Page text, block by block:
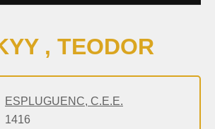
, TEODOR
ESPLUGUENC, C.E.E.
1416